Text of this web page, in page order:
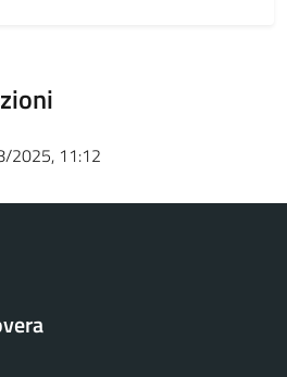
2025, 11:12